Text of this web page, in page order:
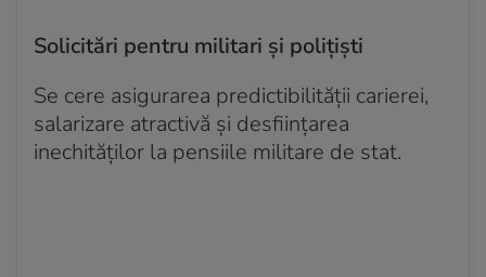
Solicitări pentru militari şi poliţişti
Se cere asigurarea predictibilităţii carierei,
salarizare atractivă şi desfiinţarea
inechităţilor la pensiile militare de stat.